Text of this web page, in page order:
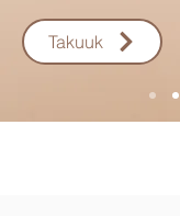
Takuuk